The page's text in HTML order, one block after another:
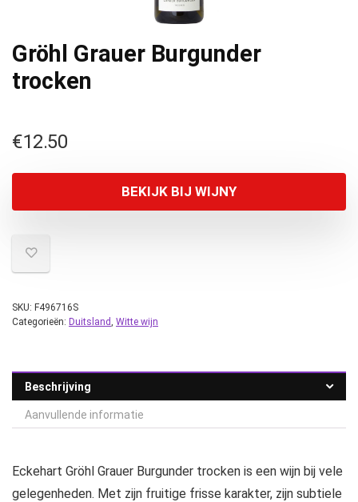
Gröhl Grauer Burgunder
trocken
€12.50
BEKIJK BIJ WIJNY
SKU: F496716S
Categorieën: Duitsland, Witte wijn
Beschrijving
Aanvullende informatie
Eckehart Gröhl Grauer Burgunder trocken is een wijn bij vele
gelegenheden. Met zijn fruitige frisse karakter, zijn subtiele